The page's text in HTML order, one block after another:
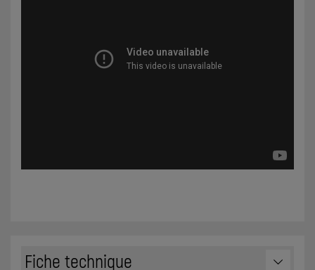
Fiche technique